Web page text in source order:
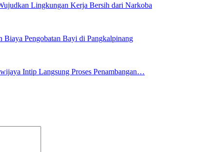
Lingkungan Kerja Bersih dari Narkoba
Pengobatan Bayi di Pangkalpinang
Intip Langsung Proses Penambangan…